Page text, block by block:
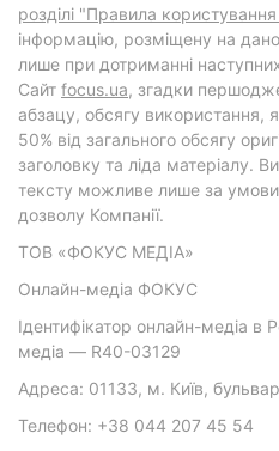
розділі "Правила
інформацію, розміщену на
лише при дотриманні
Cайт focus.ua, згадки
абзацу, обсягу
50% від загального обсягу
заголовку та ліда матеріалу.
тексту можливе лише за
дозволу Компанії.
ТОВ «ФОКУС МЕДІА»
Онлайн-медіа ФОКУС
Ідентифікатор онлайн-медіа в
медіа — R40-03129
Адреса: 01133, м. Київ,
Телефон: +38 044 207 45 54